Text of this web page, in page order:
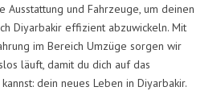
und Fahrzeuge, um deinen
Diyarbakir effizient abzuwickeln. Mit
im Bereich Umzüge sorgen wir
läuft, damit du dich auf das
dein neues Leben in Diyarbakir.